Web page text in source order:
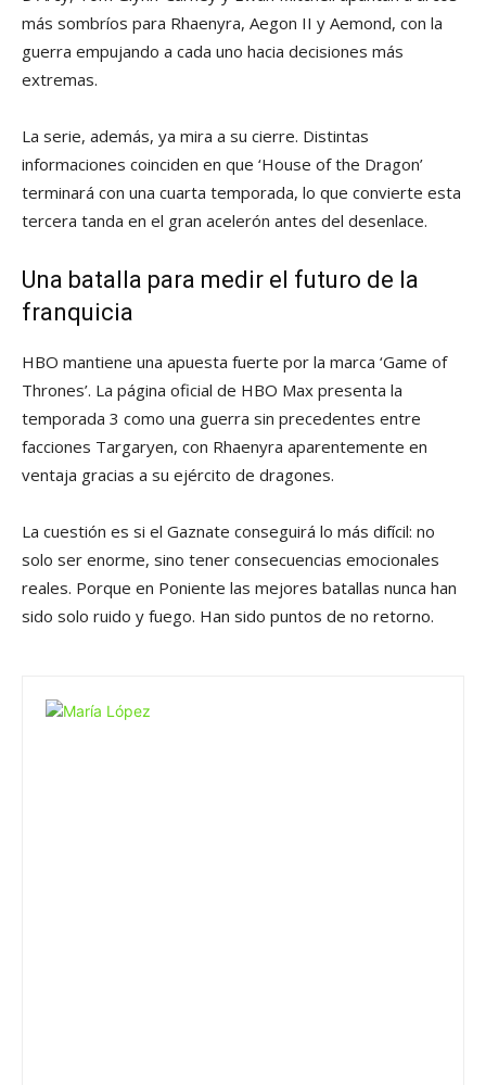
más sombríos para Rhaenyra, Aegon II y Aemond, con la
guerra empujando a cada uno hacia decisiones más
extremas.
La serie, además, ya mira a su cierre. Distintas
informaciones coinciden en que ‘House of the Dragon’
terminará con una cuarta temporada, lo que convierte esta
tercera tanda en el gran acelerón antes del desenlace.
Una batalla para medir el futuro de la
franquicia
HBO mantiene una apuesta fuerte por la marca ‘Game of
Thrones’. La página oficial de HBO Max presenta la
temporada 3 como una guerra sin precedentes entre
facciones Targaryen, con Rhaenyra aparentemente en
ventaja gracias a su ejército de dragones.
La cuestión es si el Gaznate conseguirá lo más difícil: no
solo ser enorme, sino tener consecuencias emocionales
reales. Porque en Poniente las mejores batallas nunca han
sido solo ruido y fuego. Han sido puntos de no retorno.